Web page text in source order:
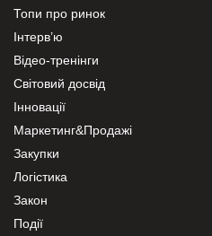
Топи про ринок
Інтерв’ю
Відео-тренінги
Світовий досвід
Інновації
Маркетинг&Продажі
Закупки
Логістика
Закон
Події